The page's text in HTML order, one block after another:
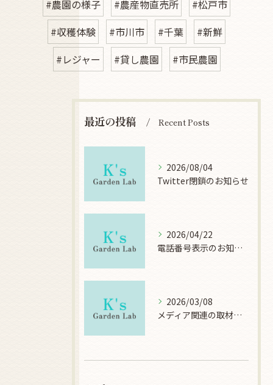
#農園の様子 #農産物直売所
#松戸市
#収穫体験
#市川市 #千葉
#新鮮
#レジャー
#貸し農園 #市民農園
最近の投稿 Recent Posts
2026/08/04
Twitter閉鎖のお知らせ
2026/04/22
電話番号表示のお知らせ
2026/03/08
メディア関連の取材について